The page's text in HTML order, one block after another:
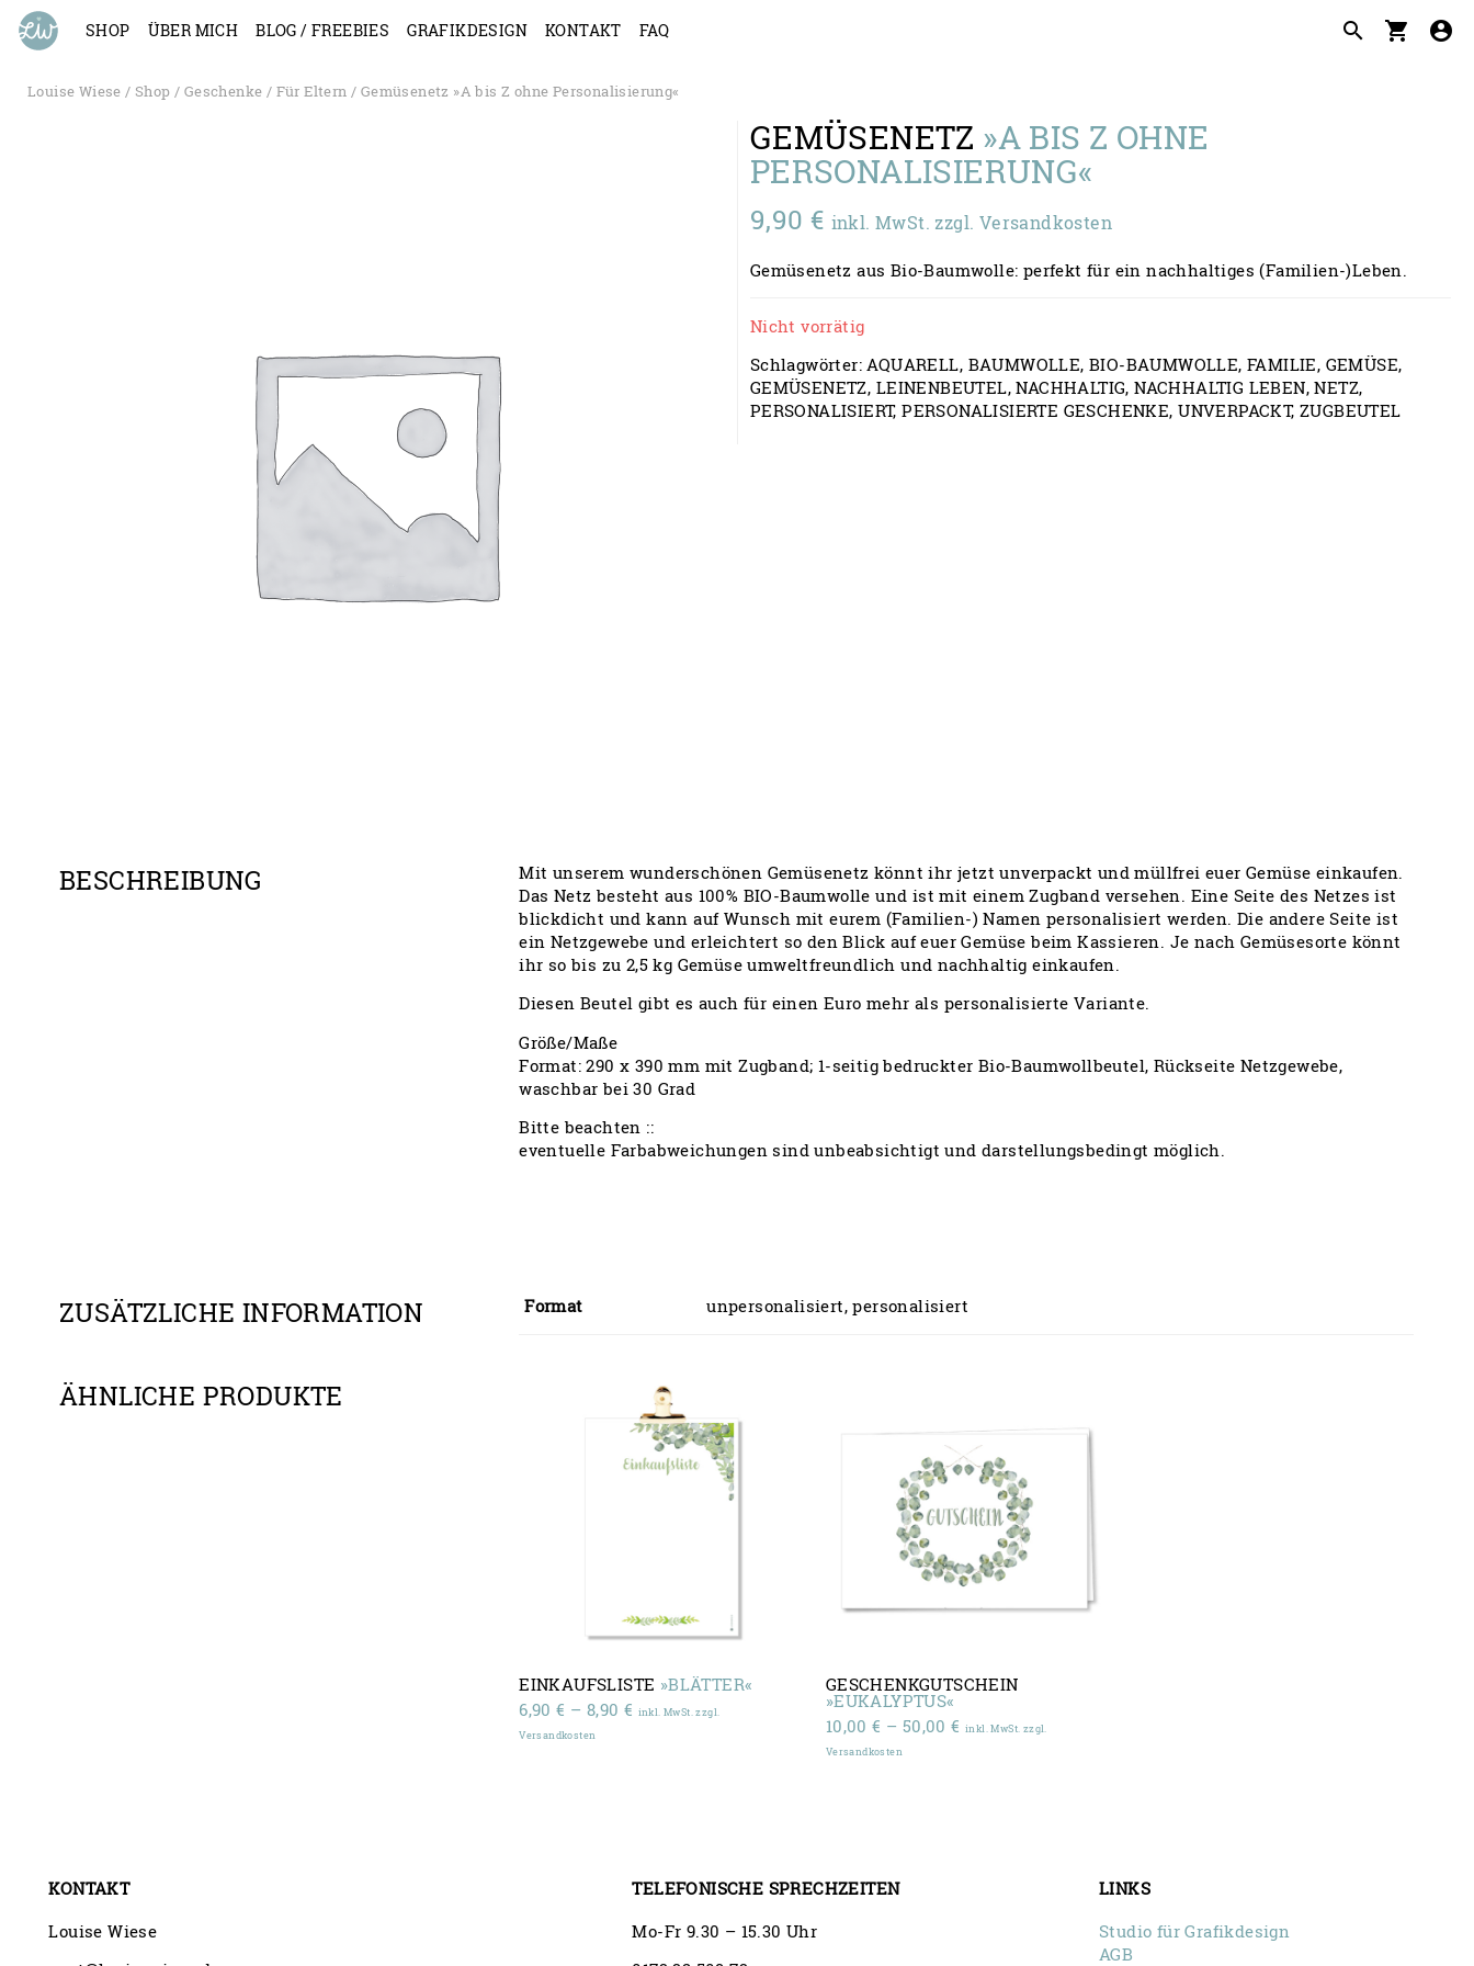
search shopping_cart account_circle
SHOP ÜBER MICH BLOG / FREEBIES GRAFIKDESIGN KONTAKT FAQ
Louise Wiese / Shop / Geschenke / Für Eltern / Gemüsenetz »A bis Z ohne Personalisierung«
GEMÜSENETZ »A BIS Z OHNE
PERSONALISIERUNG«
9,90 € inkl. MwSt. zzgl. Versandkosten
Gemüsenetz aus Bio-Baumwolle: perfekt für ein nachhaltiges (Familien-)Leben.
Nicht vorrätig
Schlagwörter:AQUARELL, BAUMWOLLE, BIO-BAUMWOLLE, FAMILIE, GEMÜSE,
GEMÜSENETZ, LEINENBEUTEL,NACHHALTIG,NACHHALTIG LEBEN,NETZ,
PERSONALISIERT,PERSONALISIERTE GESCHENKE,UNVERPACKT, ZUGBEUTEL
BESCHREIBUNG
Mit unserem wunderschönen Gemüsenetz könnt ihr jetzt unverpackt und müllfrei euer Gemüse einkaufen.
Das Netz besteht aus 100% BIO-Baumwolle und ist mit einem Zugband versehen. Eine Seite des Netzes ist
blickdicht und kann auf Wunsch mit eurem (Familien-) Namen personalisiert werden. Die andere Seite ist
ein Netzgewebe und erleichtert so den Blick auf euer Gemüse beim Kassieren. Je nach Gemüsesorte könnt
ihr so bis zu 2,5 kg Gemüse umweltfreundlich und nachhaltig einkaufen.
Diesen Beutel gibt es auch für einen Euro mehr als personalisierte Variante.
Größe/Maße
Format: 290 x 390 mm mit Zugband; 1-seitig bedruckter Bio-Baumwollbeutel, Rückseite Netzgewebe,
waschbar bei 30 Grad
Bitte beachten ::
eventuelle Farbabweichungen sind unbeabsichtigt und darstellungsbedingt möglich.
ZUSÄTZLICHE INFORMATION Format unpersonalisiert, personalisiert
ÄHNLICHE PRODUKTE
EINKAUFSLISTE »BLÄTTER«
6,90€ – 8,90 € Preisspanne:
inkl. MwSt. zzgl.
Versandkosten
GESCHENKGUTSCHEIN
»EUKALYPTUS«
10,00€ – 50,00€ Preisspanne:
inkl. MwSt. zzgl.
Versandkosten
KONTAKT
Louise Wiese
TELEFONISCHE SPRECHZEITEN
Mo-Fr 9.30 – 15.30 Uhr
LINKS
Studio für Grafikdesign
AGB